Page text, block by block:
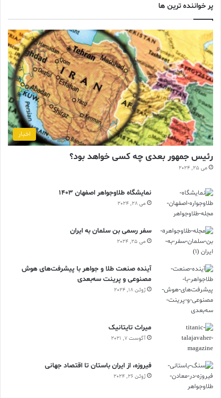
پر خواننده ترین ها
اخبار
رئیس جمهور بعدی چه کسی خواهد بود؟
می 25, 2024
نمایشگاه طلاوجواهر اصفهان 1403
می 28, 2024
سفر رسمی بن سلمان به ایران
می 25, 2024
آینده صنعت طلا و جواهر با پیشرفت‌های هوش
مصنوعی و پرینت سه‌بعدی
ژوئن 18, 2024
ميراث تايتانيک
آگوست 7, 2021
فیروزه، از ایران باستان تا اقتصاد جهانی
ژوئن 26, 2024